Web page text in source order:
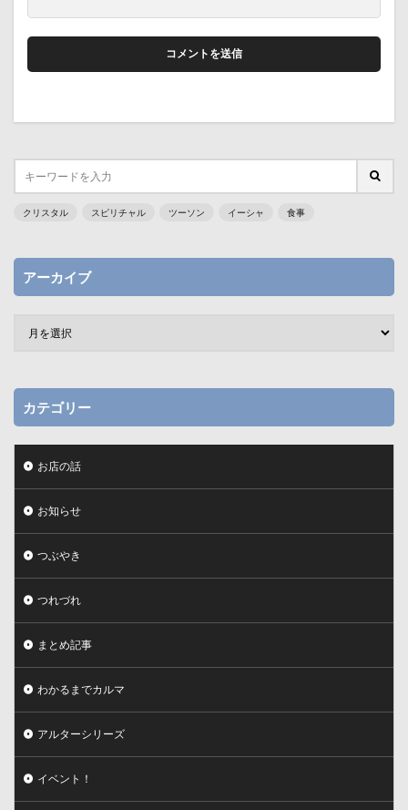
クリスタル スピリチャル ツーソン イーシャ 食事
アーカイブ
カテゴリー
お店の話
お知らせ
つぶやき
つれづれ
まとめ記事
わかるまでカルマ
アルターシリーズ
イベント！